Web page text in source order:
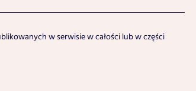
w serwisie w całości lub w części